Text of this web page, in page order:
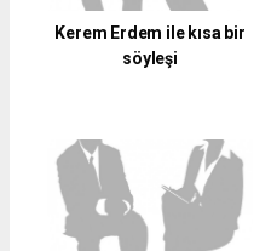
Kerem Erdem ile kısa bir
söyleşi